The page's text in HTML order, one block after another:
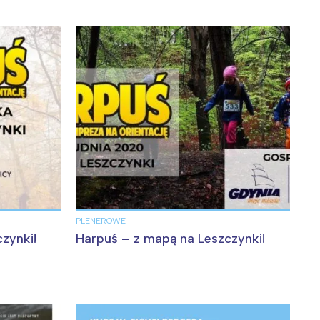
PLENEROWE
Harpuś – z mapą na Leszczynki!